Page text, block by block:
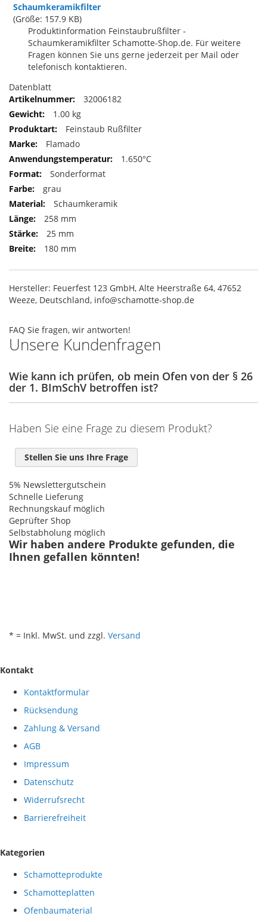
Schaumkeramikfilter
(Größe: 157.9 KB)
Produktinformation Feinstaubrußfilter -
Schaumkeramikfilter Schamotte-Shop.de. Für weitere
Fragen können Sie uns gerne jederzeit per Mail oder
telefonisch kontaktieren.
Datenblatt
32006182
1.00 kg
Feinstaub Rußfilter
Flamado
1.650°C
Sonderformat
grau
Schaumkeramik
258 mm
25 mm
180 mm
Hersteller: Feuerfest 123 GmbH, Alte Heerstraße 64, 47652
Weeze, Deutschland, info@schamotte-shop.de
FAQ Sie fragen, wir antworten!
Unsere Kundenfragen
Wie kann ich prüfen, ob mein Ofen von der § 26
der 1. BImSchV betroffen ist?
Haben Sie eine Frage zu diesem Produkt?
Stellen Sie uns Ihre Frage
5% Newslettergutschein
Schnelle Lieferung
Rechnungskauf möglich
Geprüfter Shop
Selbstabholung möglich
Wir haben andere Produkte gefunden, die
Ihnen gefallen könnten!
* = Inkl. MwSt. und zzgl. Versand
Kontakt
Kontaktformular
Rücksendung
Zahlung & Versand
AGB
Impressum
Datenschutz
Widerrufsrecht
Barrierefreiheit
Kategorien
Schamotteprodukte
Schamotteplatten
Ofenbaumaterial